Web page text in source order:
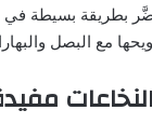
بطريقة بسيطة
مع البصل